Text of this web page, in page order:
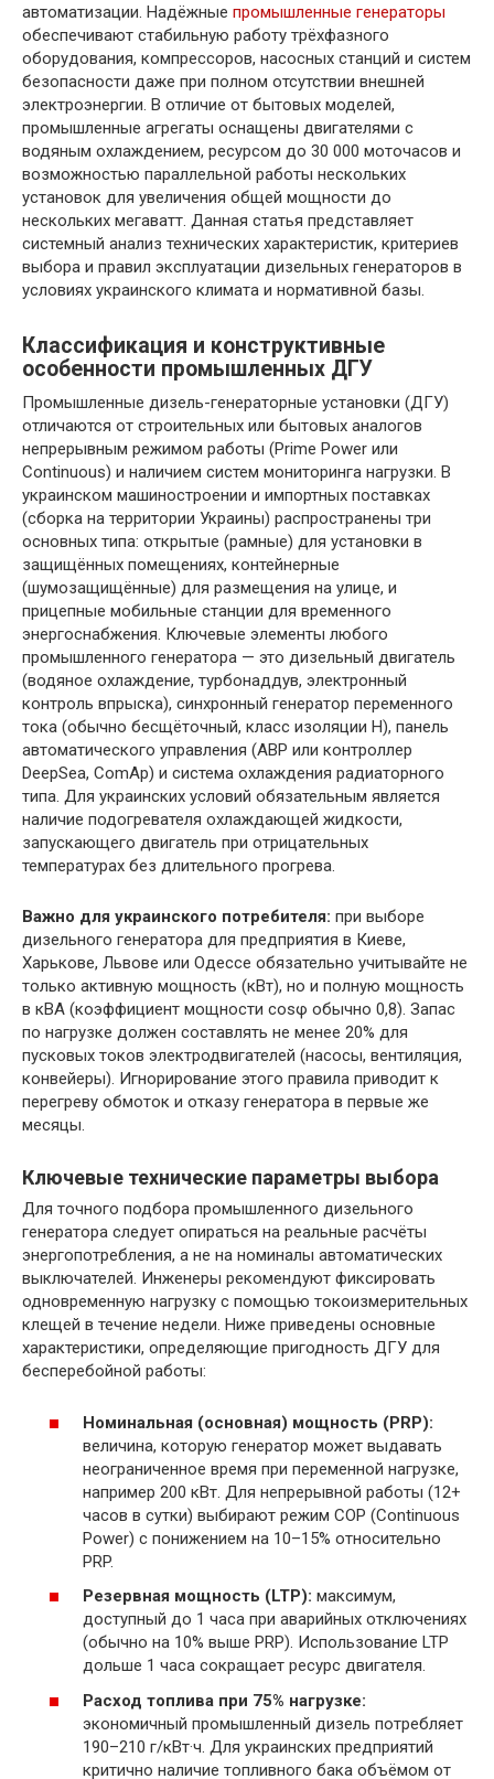
автоматизации. Надёжные промышленные генераторы
обеспечивают стабильную работу трёхфазного
оборудования, компрессоров, насосных станций и систем
безопасности даже при полном отсутствии внешней
электроэнергии. В отличие от бытовых моделей,
промышленные агрегаты оснащены двигателями с
водяным охлаждением, ресурсом до 30 000 моточасов и
возможностью параллельной работы нескольких
установок для увеличения общей мощности до
нескольких мегаватт. Данная статья представляет
системный анализ технических характеристик, критериев
выбора и правил эксплуатации дизельных генераторов в
условиях украинского климата и нормативной базы.
Классификация и конструктивные
особенности промышленных ДГУ
Промышленные дизель-генераторные установки (ДГУ)
отличаются от строительных или бытовых аналогов
непрерывным режимом работы (Prime Power или
Continuous) и наличием систем мониторинга нагрузки. В
украинском машиностроении и импортных поставках
(сборка на территории Украины) распространены три
основных типа: открытые (рамные) для установки в
защищённых помещениях, контейнерные
(шумозащищённые) для размещения на улице, и
прицепные мобильные станции для временного
энергоснабжения. Ключевые элементы любого
промышленного генератора — это дизельный двигатель
(водяное охлаждение, турбонаддув, электронный
контроль впрыска), синхронный генератор переменного
тока (обычно бесщёточный, класс изоляции H), панель
автоматического управления (АВР или контроллер
DeepSea, ComAp) и система охлаждения радиаторного
типа. Для украинских условий обязательным является
наличие подогревателя охлаждающей жидкости,
запускающего двигатель при отрицательных
температурах без длительного прогрева.
Важно для украинского потребителя: при выборе
дизельного генератора для предприятия в Киеве,
Харькове, Львове или Одессе обязательно учитывайте не
только активную мощность (кВт), но и полную мощность
в кВА (коэффициент мощности cosφ обычно 0,8). Запас
по нагрузке должен составлять не менее 20% для
пусковых токов электродвигателей (насосы, вентиляция,
конвейеры). Игнорирование этого правила приводит к
перегреву обмоток и отказу генератора в первые же
месяцы.
Ключевые технические параметры выбора
Для точного подбора промышленного дизельного
генератора следует опираться на реальные расчёты
энергопотребления, а не на номиналы автоматических
выключателей. Инженеры рекомендуют фиксировать
одновременную нагрузку с помощью токоизмерительных
клещей в течение недели. Ниже приведены основные
характеристики, определяющие пригодность ДГУ для
бесперебойной работы:
Номинальная (основная) мощность (PRP):
величина, которую генератор может выдавать
неограниченное время при переменной нагрузке,
например 200 кВт. Для непрерывной работы (12+
часов в сутки) выбирают режим COP (Continuous
Power) с понижением на 10–15% относительно
PRP.
Резервная мощность (LTP): максимум,
доступный до 1 часа при аварийных отключениях
(обычно на 10% выше PRP). Использование LTP
дольше 1 часа сокращает ресурс двигателя.
Расход топлива при 75% нагрузке:
экономичный промышленный дизель потребляет
190–210 г/кВт·ч. Для украинских предприятий
критично наличие топливного бака объёмом от